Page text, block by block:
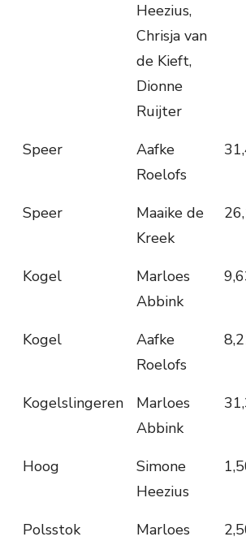
Heezius,
Chrisja van
de Kieft,
Dionne
Ruijter
Speer
Aafke
Roelofs
Speer
Maaike de
Kreek
Kogel
Marloes
Abbink
Kogel
Aafke
Roelofs
Kogelslingeren
Marloes
Abbink
Hoog
Simone
Heezius
Polsstok
Marloes